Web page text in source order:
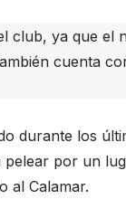
club, ya que
cuenta
durante los
pelear por un
al Calamar.